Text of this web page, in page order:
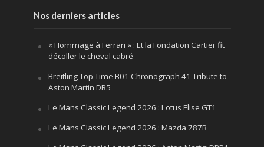
Nos derniers articles
« Hommage à Ferrari » : Et la Fondation Cartier fit
décoller le cheval cabré
Breitling Top Time B01 Chronograph 41 Tribute to
Aston Martin DB5
Le Mans Classic Legend 2026 : Lotus Elise GT1
Le Mans Classic Legend 2026 : Mazda 787B